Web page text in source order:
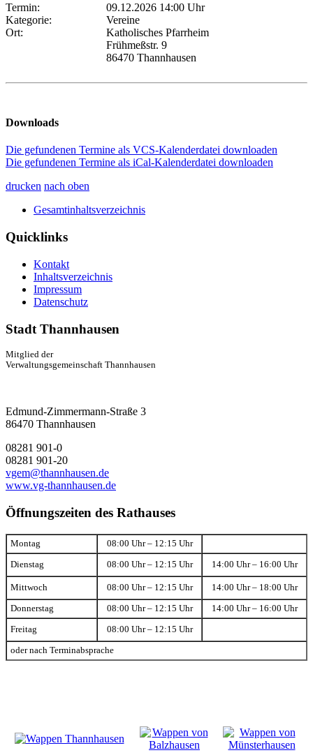
Termin:
09.12.2026 14:00 Uhr
Kategorie:
Vereine
Ort:
Katholisches Pfarrheim
Frühmeßstr. 9
86470 Thannhausen
Downloads
Die gefundenen Termine als VCS-Kalenderdatei downloaden
Die gefundenen Termine als iCal-Kalenderdatei downloaden
drucken nach oben
Gesamtinhaltsverzeichnis
Quicklinks
Kontakt
Inhaltsverzeichnis
Impressum
Datenschutz
Stadt Thannhausen
Mitglied der
Verwaltungsgemeinschaft Thannhausen
Edmund-Zimmermann-Straße 3
86470 Thannhausen
08281 901-0
08281 901-20
vgem@thannhausen.de
www.vg-thannhausen.de
Öffnungszeiten des Rathauses
Montag 08:00 Uhr – 12:15 Uhr
Dienstag 08:00 Uhr – 12:15 Uhr 14:00 Uhr – 16:00 Uhr
Mittwoch 08:00 Uhr – 12:15 Uhr 14:00 Uhr – 18:00 Uhr
Donnerstag 08:00 Uhr – 12:15 Uhr 14:00 Uhr – 16:00 Uhr
Freitag 08:00 Uhr – 12:15 Uhr
oder nach Terminabsprache